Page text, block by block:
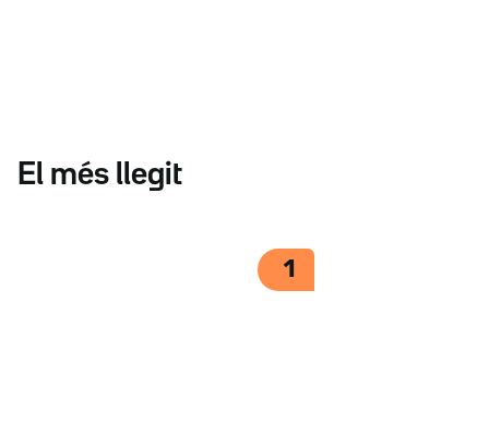
El més llegit
1